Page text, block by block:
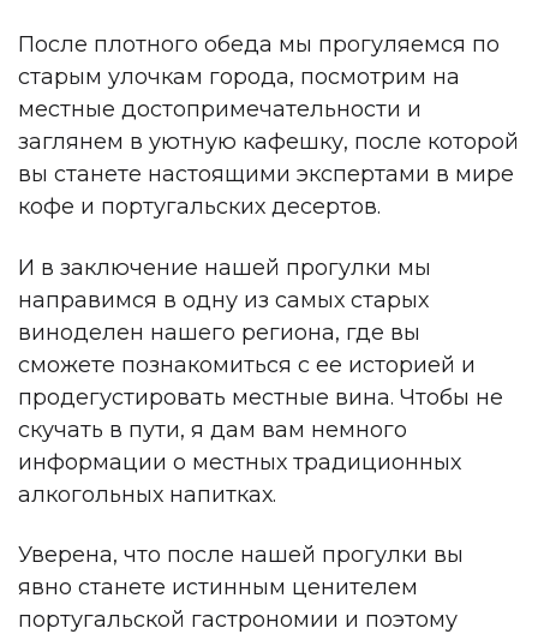
После плотного обеда мы прогуляемся по
старым улочкам города, посмотрим на
местные достопримечательности и
заглянем в уютную кафешку, после которой
вы станете настоящими экспертами в мире
кофе и португальских десертов.
И в заключение нашей прогулки мы
направимся в одну из самых старых
виноделен нашего региона, где вы
сможете познакомиться с ее историей и
продегустировать местные вина. Чтобы не
скучать в пути, я дам вам немного
информации о местных традиционных
алкогольных напитках.
Уверена, что после нашей прогулки вы
явно станете истинным ценителем
португальской гастрономии и поэтому